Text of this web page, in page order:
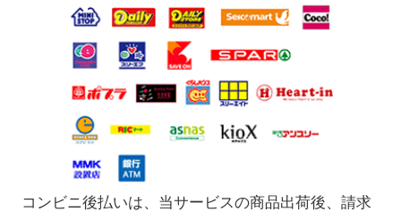
コンビニ後払いは、当サービスの商品出荷後、請求